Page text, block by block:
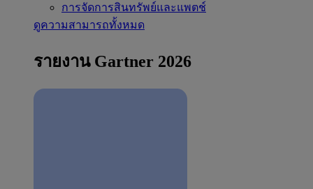
การจัดการสินทรัพย์และแพตช์
ดูความสามารถทั้งหมด
รายงาน Gartner 2026